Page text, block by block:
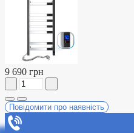
9 690 грн
Повідомити про наявність